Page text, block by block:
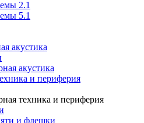
2.1
5.1
акустика
акустика
и периферия
техника и периферия
и флешки